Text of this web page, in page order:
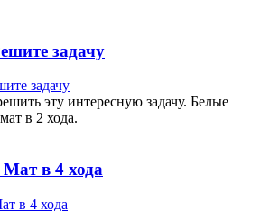
задачу
эту интересную задачу. Белые
в 2 хода.
Мат в 4 хода